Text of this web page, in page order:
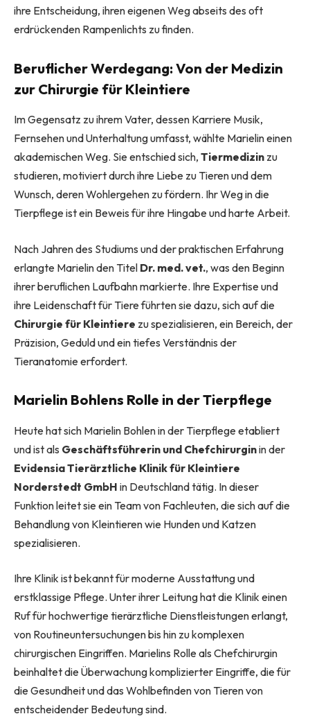
ihre Entscheidung, ihren eigenen Weg abseits des oft
erdrückenden Rampenlichts zu finden.
Beruflicher Werdegang: Von der Medizin
zur Chirurgie für Kleintiere
Im Gegensatz zu ihrem Vater, dessen Karriere Musik,
Fernsehen und Unterhaltung umfasst, wählte Marielin einen
akademischen Weg. Sie entschied sich, Tiermedizin zu
studieren, motiviert durch ihre Liebe zu Tieren und dem
Wunsch, deren Wohlergehen zu fördern. Ihr Weg in die
Tierpflege ist ein Beweis für ihre Hingabe und harte Arbeit.
Nach Jahren des Studiums und der praktischen Erfahrung
erlangte Marielin den Titel Dr. med. vet., was den Beginn
ihrer beruflichen Laufbahn markierte. Ihre Expertise und
ihre Leidenschaft für Tiere führten sie dazu, sich auf die
Chirurgie für Kleintiere zu spezialisieren, ein Bereich, der
Präzision, Geduld und ein tiefes Verständnis der
Tieranatomie erfordert.
Marielin Bohlens Rolle in der Tierpflege
Heute hat sich Marielin Bohlen in der Tierpflege etabliert
und ist als Geschäftsführerin und Chefchirurginin der
Evidensia Tierärztliche Klinik für Kleintiere
Norderstedt GmbH in Deutschland tätig. In dieser
Funktion leitet sie ein Team von Fachleuten, die sich auf die
Behandlung von Kleintieren wie Hunden und Katzen
spezialisieren.
Ihre Klinik ist bekannt für moderne Ausstattung und
erstklassige Pflege. Unter ihrer Leitung hat die Klinik einen
Ruf für hochwertige tierärztliche Dienstleistungen erlangt,
von Routineuntersuchungen bis hin zu komplexen
chirurgischen Eingriffen. Marielins Rolle als Chefchirurgin
beinhaltet die Überwachung komplizierter Eingriffe, die für
die Gesundheit und das Wohlbefinden von Tieren von
entscheidender Bedeutung sind.